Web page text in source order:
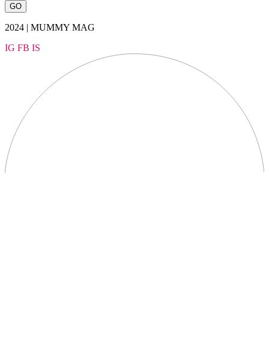
2024 | MUMMY MAG
IG FB IS